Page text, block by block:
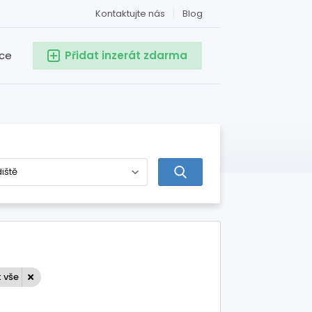
Blog
Kontaktujte nás
Přidat inzerát zdarma
vše